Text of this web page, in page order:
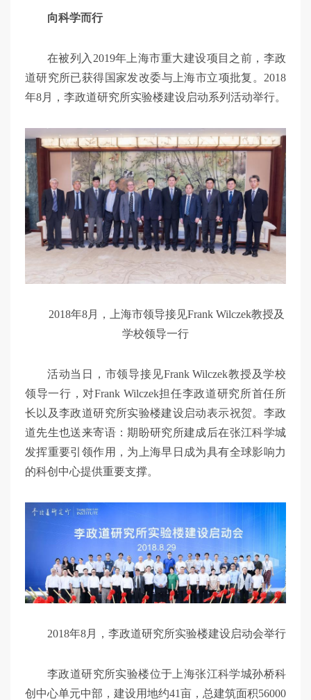
向科学而行
在被列入2019年上海市重大建设项目之前，李政
道研究所已获得国家发改委与上海市立项批复。2018
年8月，李政道研究所实验楼建设启动系列活动举行。
2018年8月，上海市领导接见Frank Wilczek教授及
学校领导一行
活动当日，市领导接见Frank Wilczek教授及学校
领导一行，对Frank Wilczek担任李政道研究所首任所
长以及李政道研究所实验楼建设启动表示祝贺。李政
道先生也送来寄语：期盼研究所建成后在张江科学城
发挥重要引领作用，为上海早日成为具有全球影响力
的科创中心提供重要支撑。
2018年8月，李政道研究所实验楼建设启动会举行
李政道研究所实验楼位于上海张江科学城孙桥科
创中心单元中部，建设用地约41亩，总建筑面积56000